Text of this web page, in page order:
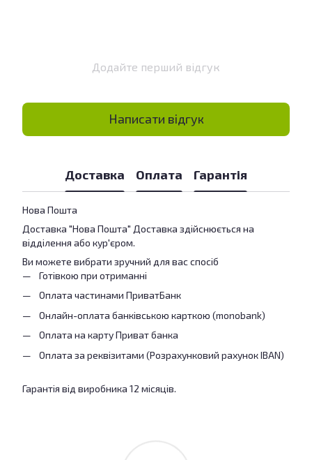
Додайте перший відгук
Написати відгук
Доставка Оплата Гарантія
Нова Пошта
Доставка "Нова Пошта" Доставка здійснюється на
відділення або кур'єром.
Ви можете вибрати зручний для вас спосіб
Готівкою при отриманні
Оплата частинами ПриватБанк
Онлайн-оплата банківською карткою (monobank)
Оплата на карту Приват банка
Оплата за реквізитами (Розрахунковий рахунок IBAN)
Гарантія від виробника 12 місяців.